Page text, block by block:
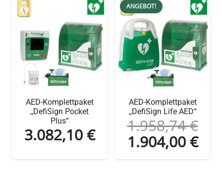
AED-Komplettpaket
,,DefiSign Pocket
Plus“
3.082,10€
ANGEBOT!
AED-Komplettpaket
,,DefiSign Life AED“
1.958,74€
Ursprünglicher
1.904,00€